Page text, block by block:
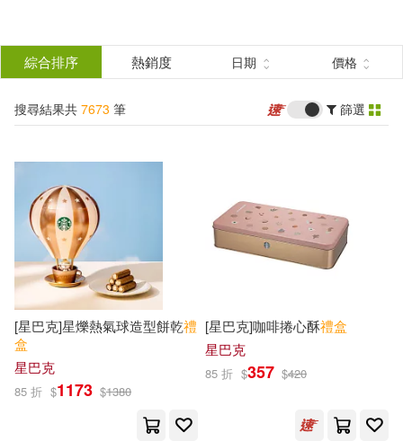
結
分類 (單選)
所有商品(7673) 圖書(338)
美妝(869)
家居生活(306)
3C(24) 家電(59)
保健(232)
作者 (可複選)
美國迪士尼公司(10)
綜合排序 熱銷度 日期 價格
搜尋結果共 7673 筆 篩選
[星巴克]星爍熱氣球造型餅乾禮
盒
星巴克
85 折 $1173 $1380
[星巴克]咖啡捲心酥禮盒
星巴克
85 折 $357 $420